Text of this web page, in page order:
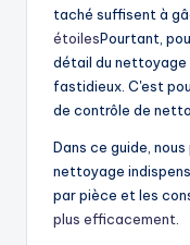
taché suffisent à
étoilesPourtant,
détail du nettoyage
fastidieux. C'est
de contrôle de
Dans ce guide,
nettoyage
par pièce et les
plus efficacement